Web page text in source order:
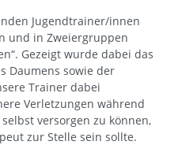
Jugendtrainer/innen
und in Zweiergruppen
Gezeigt wurde dabei das
Daumens sowie der
Trainer dabei
Verletzungen während
versorgen zu können,
zur Stelle sein sollte.